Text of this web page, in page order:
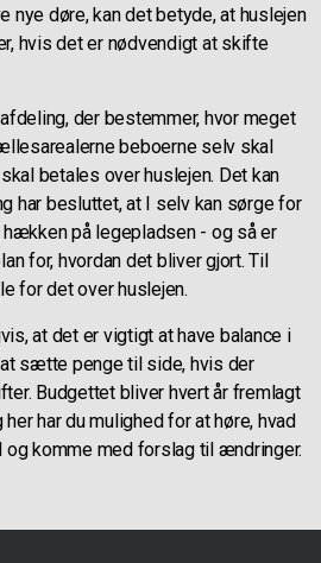
nye døre, kan det betyde, at huslejen
hvis det er nødvendigt at skifte
der bestemmer, hvor meget
beboerne selv skal
betales over huslejen. Det kan
har besluttet, at I selv kan sørge for
på legepladsen - og så er
for, hvordan det bliver gjort. Til
for det over huslejen.
at det er vigtigt at have balance i
sætte penge til side, hvis der
Budgettet bliver hvert år fremlagt
har du mulighed for at høre, hvad
og komme med forslag til ændringer.